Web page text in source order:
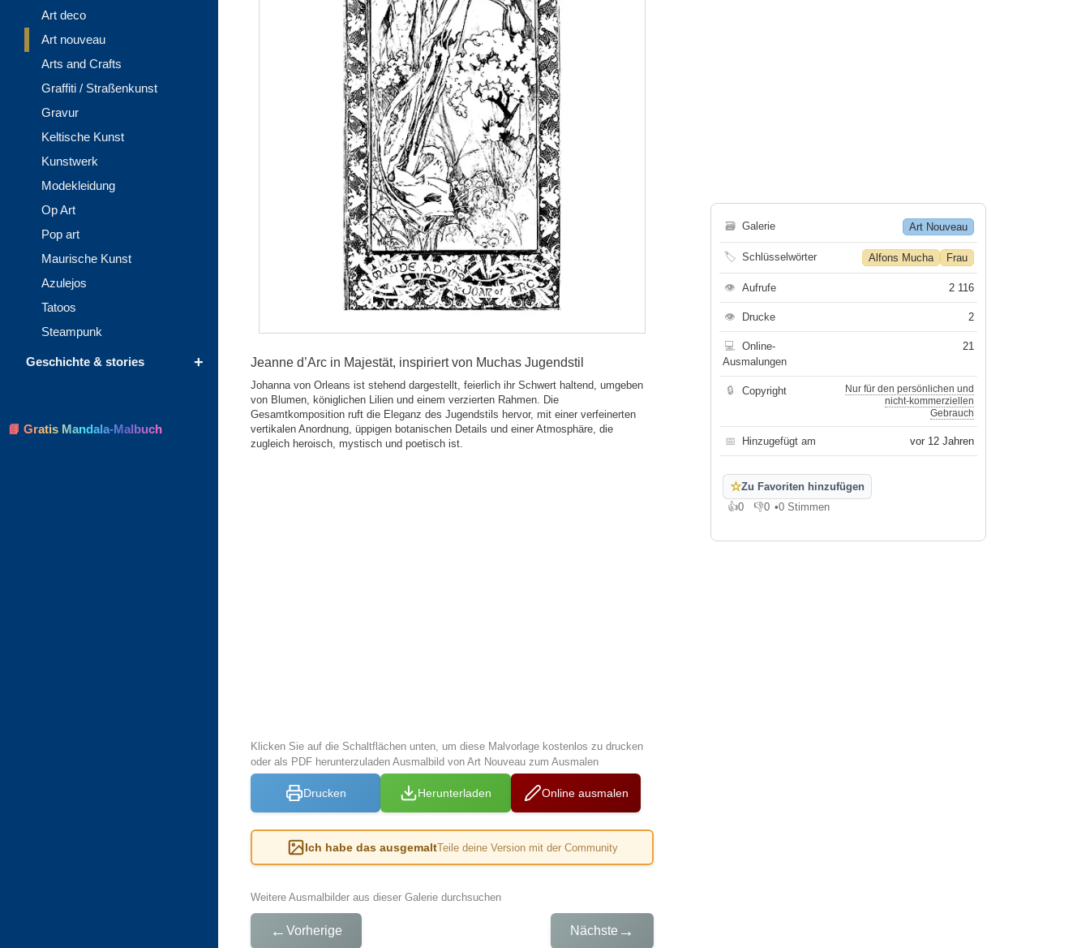
Jeanne d’Arc in Majestät, inspiriert von Muchas Jugendstil
Johanna von Orleans ist stehend dargestellt, feierlich ihr Schwert haltend, umgeben
von Blumen, königlichen Lilien und einem verzierten Rahmen. Die
Gesamtkomposition ruft die Eleganz des Jugendstils hervor, mit einer verfeinerten
vertikalen Anordnung, üppigen botanischen Details und einer Atmosphäre, die
zugleich heroisch, mystisch und poetisch ist.
Klicken Sie auf die Schaltflächen unten, um diese Malvorlage kostenlos zu drucken
oder als PDF herunterzuladen Ausmalbild von Art Nouveau zum Ausmalen
Drucken Herunterladen Online ausmalen
Ich habe das ausgemaltTeile deine Version mit der Community
Weitere Ausmalbilder aus dieser Galerie durchsuchen
← Vorherige Nächste →
🗃 Galerie Art Nouveau
🏷 Schlüsselwörter Alfons Mucha Frau
👁 Aufrufe 2 116
👁 Drucke 2
💻
Online-
Ausmalungen
21
🔒 Copyright
Nur für den persönlichen und
nicht-kommerziellen
Gebrauch
📅 Hinzugefügt am vor 12 Jahren
☆Zu Favoriten hinzufügen
👍0
Gefällt mir
👎0
Gefällt mir nicht
•0 Stimmen
Art deco
Art nouveau
Arts and Crafts
Graffiti / Straßenkunst
Gravur
Keltische Kunst
Kunstwerk
Modekleidung
Op Art
Pop art
Maurische Kunst
Azulejos
Tatoos
Steampunk
+
Geschichte & stories
📘 Gratis Mandala-Malbuch